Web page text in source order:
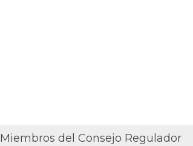
Miembros del Consejo Regulador